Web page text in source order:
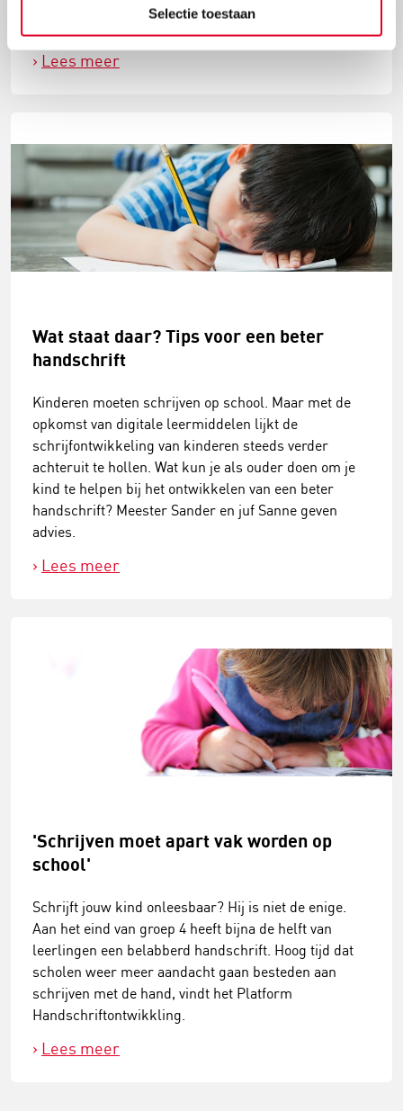
Selectie toestaan
doen. Welk materialen / boeken heb ik nodig om
Lees meer
Wat staat daar? Tips voor een beter
handschrift
Kinderen moeten schrijven op school. Maar met de
opkomst van digitale leermiddelen lijkt de
schrijfontwikkeling van kinderen steeds verder
achteruit te hollen. Wat kun je als ouder doen om je
kind te helpen bij het ontwikkelen van een beter
handschrift? Meester Sander en juf Sanne geven
advies.
Lees meer
'Schrijven moet apart vak worden op
school'
Schrijft jouw kind onleesbaar? Hij is niet de enige.
Aan het eind van groep 4 heeft bijna de helft van
leerlingen een belabberd handschrift. Hoog tijd dat
scholen weer meer aandacht gaan besteden aan
schrijven met de hand, vindt het Platform
Handschriftontwikkling.
Lees meer